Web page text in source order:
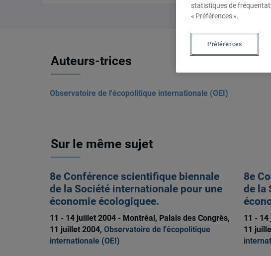
Auteurs-trices
Observatoire de l'écopolitique internationale (OEI)
Sur le même sujet
8e Conférence scientifique biennale
de la Société internationale pour une
économie écologiquee.
11 - 14 juillet 2004 - Montréal, Palais des Congrès,
11 juillet 2004, Observatoire de l'écopolitique
internationale (OEI)
8e
de la
11 - 14
11
statistiques de
« Préférences ».
Préférences